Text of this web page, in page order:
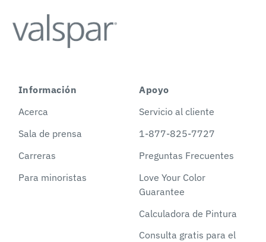
Información
Acerca
Sala de prensa
Carreras
Para minoristas
Apoyo
Servicio al cliente
1-877-825-7727
Preguntas Frecuentes
Love Your Color
Guarantee
Calculadora de Pintura
Consulta gratis para el